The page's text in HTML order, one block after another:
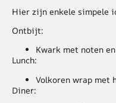
Hier zijn enkele simpele
Ontbijt:
Kwark met noten
Lunch:
Volkoren wrap met
Diner: